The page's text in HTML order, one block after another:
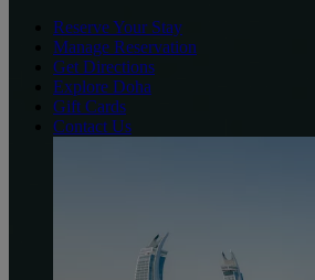
Reserve Your Stay
Manage Reservation
Get Directions
Explore Doha
Gift Cards
Contact Us